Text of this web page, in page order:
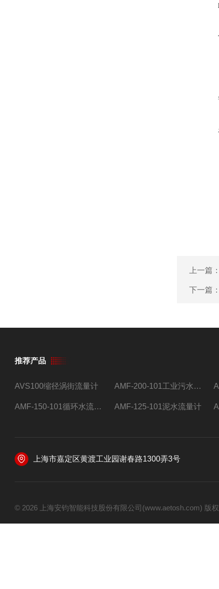
上一篇
下一篇
推荐产品
AVS100缩径涡街流量计 AMF-200-101工业污水流量计
AMF-150-101循环水流量计,电磁流量计 AMF-125-101泥水流量计
上海市嘉定区黄渡工业园谢春路1300弄3号
© 2026 上海安钧智能科技股份有限公司(www.aetosh.com)